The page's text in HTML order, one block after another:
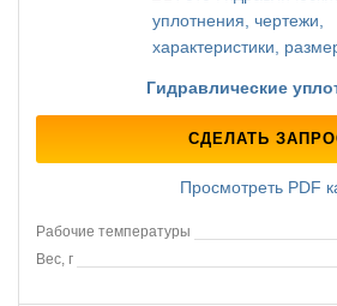
Гидравлические
СДЕЛАТЬ
Просмотреть PDF
Рабочие температуры
Вес, г